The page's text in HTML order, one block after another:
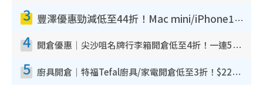
3 豐澤優惠勁減低至44折！Mac mini/iPhone17Pro大減價！廚房家電$220起
4 開倉優惠｜尖沙咀名牌行李箱開倉低至4折！一連5日 American Tourister/ace./Hallmark $200起！
5 廚具開倉｜特福Tefal廚具/家電開倉低至3折！$220起買平底鍋/炒鑊/湯煲！電飯煲/吸塵機/燙斗$418起